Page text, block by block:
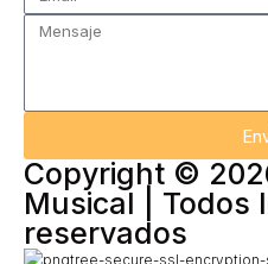
Copyright ©
Musical | Todos
reservados